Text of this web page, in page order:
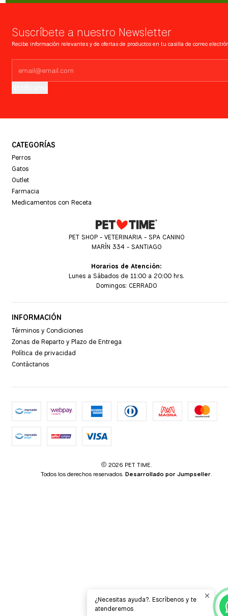
Suscríbete a nuestro Newsletter
Recibe información relevantes y de ofertas de productos en tu casilla de correo
CATEGORÍAS
Perros
Gatos
Outlet
Farmacia
Medicamentos con Receta
PET SHOP - VETERINARIA - SPA CANINO
MARÍN 334 - SANTIAGO
Horarios de Atención:
Lunes a Sábados de 11:00 a 20:00 hrs.
Domingos: CERRADO
INFORMACIÓN
Términos y Condiciones
Zonas de Reparto y Plazo de Entrega
Política de privacidad
Contáctanos
2026 PET TIME.
Todos los derechos reservados. Desarrollado por Jumpseller.
¿Necesitas ayuda?. Escríbenos y te
atenderemos